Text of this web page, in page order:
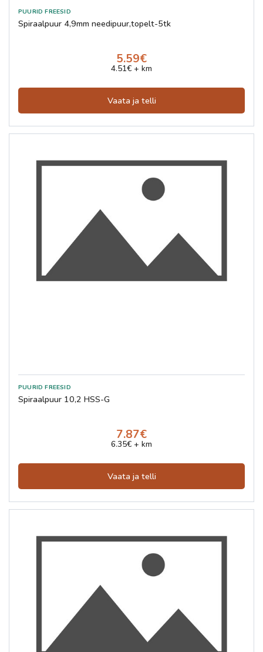
Spiraalpuur 4,9mm needipuur,topelt-5tk
5.59€
4.51€ + km
Vaata ja telli
Spiraalpuur 10,2 HSS-G
7.87€
6.35€ + km
Vaata ja telli